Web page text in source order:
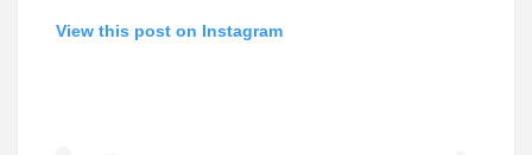
View this post on Instagram